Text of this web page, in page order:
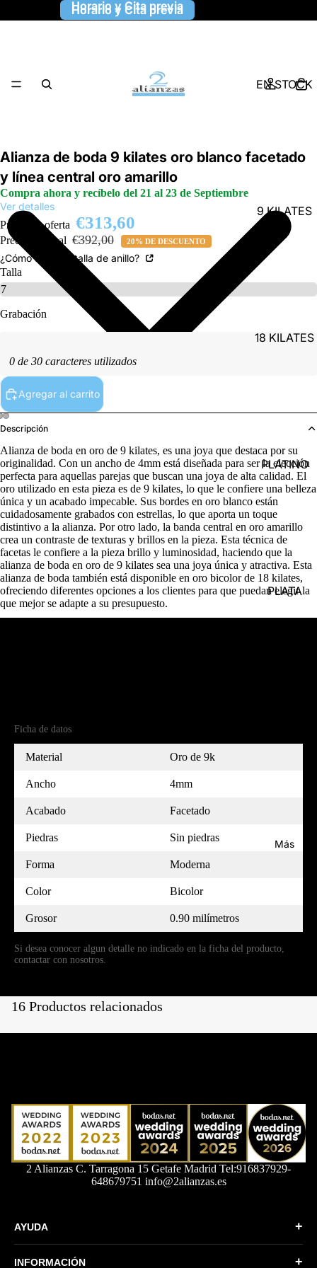
Horario y Cita previa
Horario y Cita previa
EN STOCK
9 KILATES
18 KILATES
PLATINO
PLATA
Más
Alianza de boda 9 kilates oro blanco facetado
y línea central oro amarillo
Compra ahora y recíbelo del 21 al 23 de Septiembre
Ver detalles
Precio de oferta €313,60
Precio habitual €392,00 20% DE DESCUENTO
¿Cómo saber la talla de anillo?
Talla
Grabación
0 de 30 caracteres utilizados
Agregar al carrito
Descripción
Alianza de boda en oro de 9 kilates, es una joya que destaca por su
originalidad. Con un ancho de 4mm está diseñada para ser la elección
perfecta para aquellas parejas que buscan una joya de alta calidad. El
oro utilizado en esta pieza es de 9 kilates, lo que le confiere una belleza
única y un acabado impecable. Sus bordes en oro blanco están
cuidadosamente grabados con estrellas, lo que aporta un toque
distintivo a la alianza. Por otro lado, la banda central en oro amarillo
crea un contraste de texturas y brillos en la pieza. Esta técnica de
facetas le confiere a la pieza brillo y luminosidad, haciendo que la
alianza de boda en oro de 9 kilates sea una joya única y atractiva. Esta
alianza de boda también está disponible en oro bicolor de 18 kilates,
ofreciendo diferentes opciones a los clientes para que puedan elegir la
que mejor se adapte a su presupuesto.
Ficha de datos
Material Oro de 9k
Ancho 4mm
Acabado Facetado
Piedras Sin piedras
Forma Moderna
Color Bicolor
Grosor 0.90 milímetros
Si desea conocer algun detalle no indicado en la ficha del producto,
contactar con nosotros.
16 Productos relacionados
2 Alianzas C. Tarragona 15 Getafe Madrid Tel:916837929-
648679751 info@2alianzas.es
AYUDA +
INFORMACIÓN +